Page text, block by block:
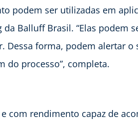
podem ser utilizadas em
Balluff Brasil. “Elas podem
Dessa forma, podem alertar o
do processo”, completa.
com rendimento capaz de